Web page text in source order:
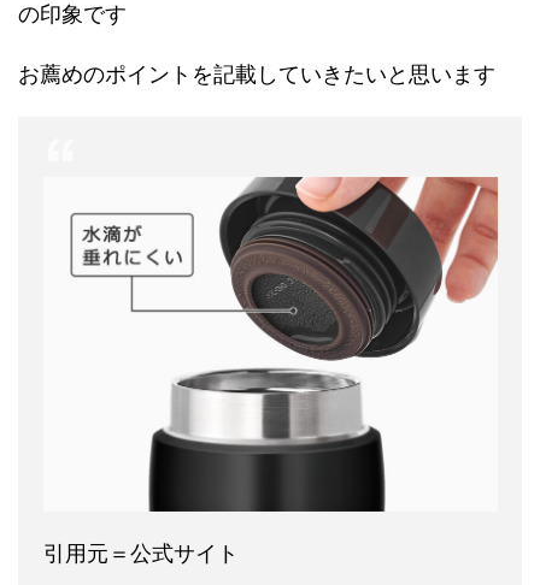
の印象です
お薦めのポイントを記載していきたいと思います
引用元＝公式サイト